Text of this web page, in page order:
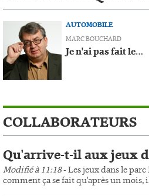
AUTOMOBILE
MARC BOUCHARD
Je n'ai pas fait le…
COLLABORATEURS
Qu'arrive-t-il aux jeux
Modifié à 11:18- Les jeux dans le parc
comment ça se fait qu'après un mois,